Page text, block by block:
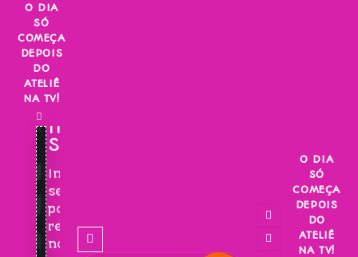
Skip
content
O DIA
SÓ
COMEÇA
DEPOIS
DO
ATELIÊ
NA TV!
INSCREVA-
SE!
Inscreva-
se
para
receber
novidades!
O DIA
SÓ
COMEÇA
DEPOIS
DO
ATELIÊ
NA TV!